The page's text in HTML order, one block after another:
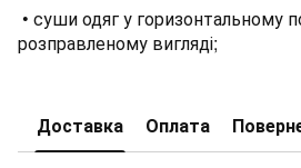
• суши одяг у горизонтальному
розправленому вигляді;
Доставка Оплата